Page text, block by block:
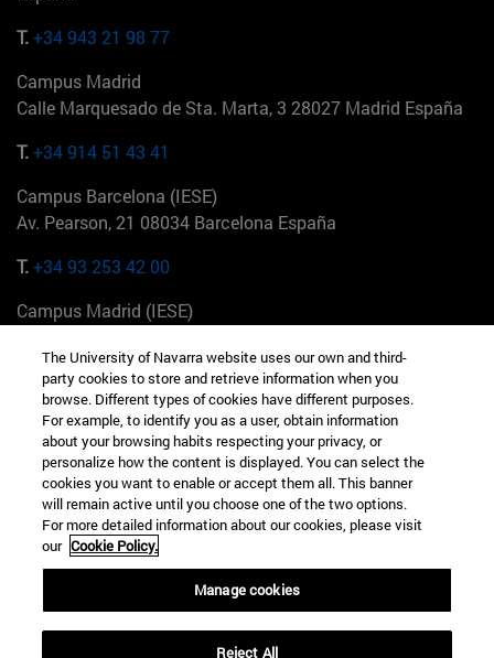
T.+34 943 21 98 77
Campus Madrid
Calle Marquesado de Sta. Marta, 3 28027 Madrid España
T.+34 914 51 43 41
Campus Barcelona (IESE)
Av. Pearson, 21 08034 Barcelona España
T.+34 93 253 42 00
Campus Madrid (IESE)
+34 912 11 30 00
Campus Nueva York (IESE)
165 W 57th St 10019-2201 Nueva York EE.UU
+1 646 346 8850
Campus Munich (IESE)
Maria-Theresia-Straße 15 81675 Múnich Alemania
+49 89 24209790
The University of Navarra website uses our own and third-
party cookies to store and retrieve information when you
browse. Different types of cookies have different purposes.
For example, to identify you as a user, obtain information
about your browsing habits respecting your privacy, or
personalize how the content is displayed. You can select the
cookies you want to enable or accept them all. This banner
will remain active until you choose one of the two options.
For more detailed information about our cookies, please visit
our Cookie Policy.
Manage cookies
Reject All